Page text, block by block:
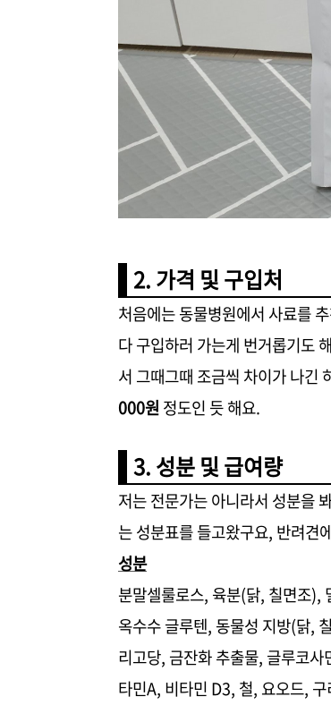
2. 가격 및 구입처
처음에는 동물병원에서 사료를
다 구입하러 가는게 번거롭기도
서 그때그때 조금씩 차이가 나긴
000원정도인 듯 해요.
3. 성분 및 급여량
저는 전문가는 아니라서 성분을
는 성분표를 들고왔구요, 반려견
성분
분말셀룰로스, 육분(닭, 칠면조),
옥수수 글루텐, 동물성 지방(닭,
리고당, 금잔화 추출물, 글루코
타민A, 비타민 D3, 철, 요오드,